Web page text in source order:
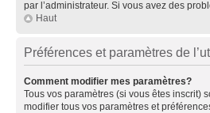
par l’administrateur. Si vous avez des
Haut
Préférences et paramètres de
Comment modifier mes paramètres?
Tous vos paramètres (si vous êtes inscrit)
modifier tous vos paramètres et